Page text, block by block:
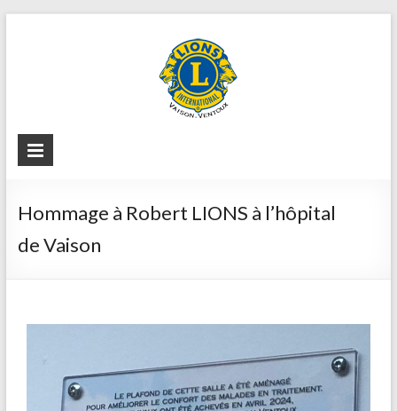
Hommage à Robert LIONS à l’hôpital
de Vaison